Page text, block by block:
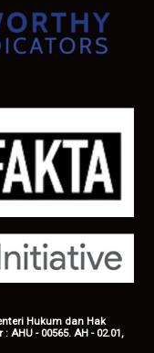
Hukum dan Hak
- 00565. AH - 02.01,